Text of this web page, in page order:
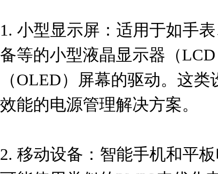
1. 小型显示屏：适用于如手
备等的小型液晶显示器（
（OLED）屏幕的驱动。这
效能的电源管理解决方案。
2. 移动设备：智能手机和平